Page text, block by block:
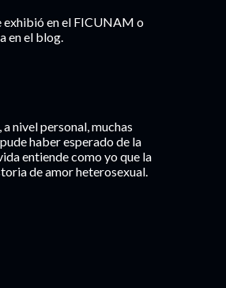
exhibió en el FICUNAM o
en el blog.
nivel personal, muchas
haber esperado de la
entiende como yo que la
de amor heterosexual.